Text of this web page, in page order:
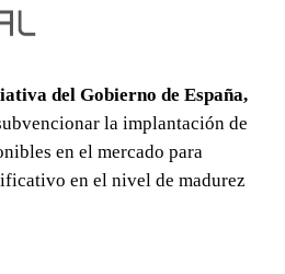
del Gobierno de España,
la implantación de
en el mercado para
en el nivel de madurez